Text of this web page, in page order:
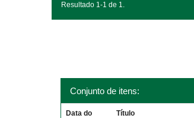
Resultado 1-1 de 1.
Conjunto de itens:
Data do Título